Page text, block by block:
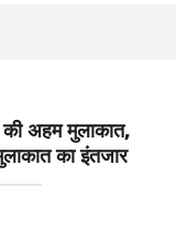
की अहम मुलाकात,
का इंतजार